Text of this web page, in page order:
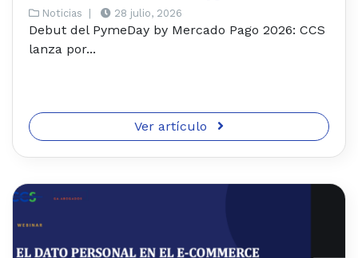
Noticias 28 julio, 2026
Debut del PymeDay by Mercado Pago 2026: CCS
lanza por...
Ver artículo